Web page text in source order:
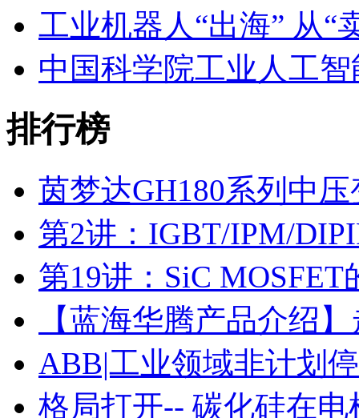
工业机器人“出海” 从“
中国科学院工业人工
排行榜
茵梦达GH180系列中
第2讲：IGBT/IPM/
第19讲：SiC
【蓝海华腾产品介绍
ABB|工业领域非计划
格局打开-- 碳化硅在